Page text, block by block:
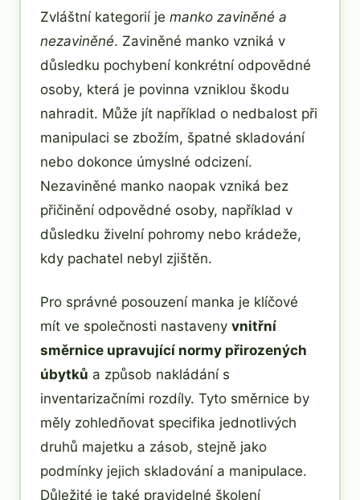
Zvláštní kategorií je manko zaviněné a
nezaviněné. Zaviněné manko vzniká v
důsledku pochybení konkrétní odpovědné
osoby, která je povinna vzniklou škodu
nahradit. Může jít například o nedbalost při
manipulaci se zbožím, špatné skladování
nebo dokonce úmyslné odcizení.
Nezaviněné manko naopak vzniká bez
přičinění odpovědné osoby, například v
důsledku živelní pohromy nebo krádeže,
kdy pachatel nebyl zjištěn.
Pro správné posouzení manka je klíčové
mít ve společnosti nastaveny vnitřní
směrnice upravující normy přirozených
úbytků a způsob nakládání s
inventarizačními rozdíly. Tyto směrnice by
měly zohledňovat specifika jednotlivých
druhů majetku a zásob, stejně jako
podmínky jejich skladování a manipulace.
Důležité je také pravidelné školení